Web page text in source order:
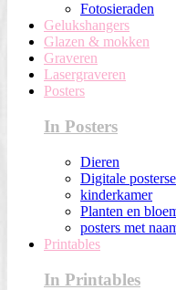
Fotosieraden
Gelukshangers
Glazen & mokken
Graveren
Lasergraveren
Posters
In Posters
Dieren
Digitale
kinderkamer
Planten en
posters met
Printables
In Printables